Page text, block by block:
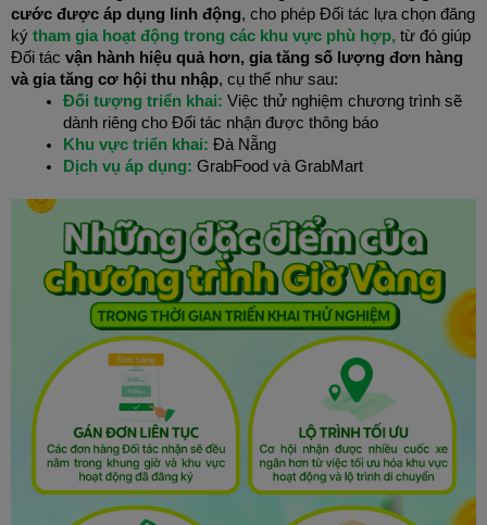
cước được áp dụng linh động, cho phép Đối tác lựa chọn đăng
ký tham gia hoạt động trong các khu vực phù hợp, từ đó giúp
Đối tác vận hành hiệu quả hơn, gia tăng số lượng đơn hàng
và gia tăng cơ hội thu nhập, cụ thể như sau:
Đối tượng triển khai: Việc thử nghiệm chương trình sẽ
dành riêng cho Đối tác nhận được thông báo
Khu vực triển khai: Đà Nẵng
Dịch vụ áp dụng: GrabFood và GrabMart